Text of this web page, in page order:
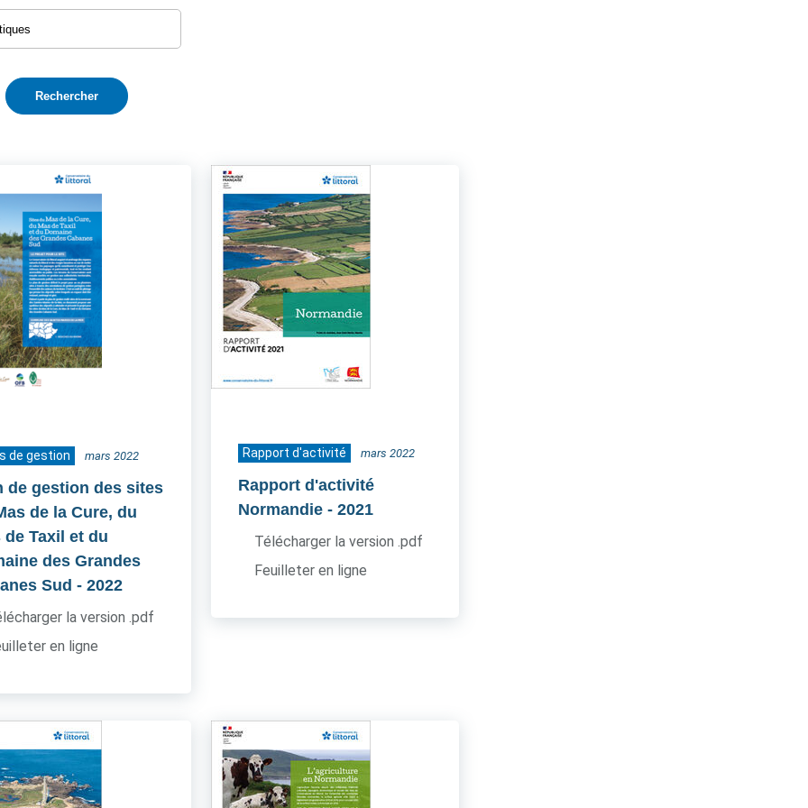
de gestion mars 2022
de gestion des sites
de la Cure, du
de Taxil et du
des Grandes
Sud - 2022
la version .pdf
en ligne
Rapport d'activité mars 2022
Rapport d'activité
Normandie - 2021
Télécharger la version .pdf
Feuilleter en ligne